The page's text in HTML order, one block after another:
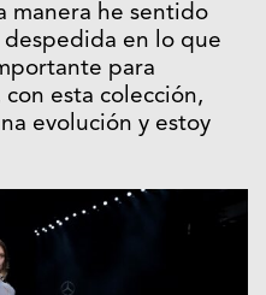
manera he sentido
despedida en lo que
para
esta colección,
evolución y estoy